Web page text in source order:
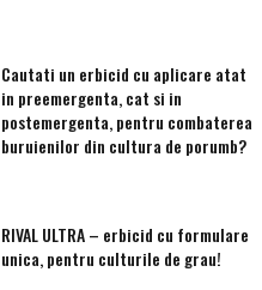
Cautati un erbicid cu aplicare atat
in preemergenta, cat si in
postemergenta, pentru combaterea
buruienilor din cultura de porumb?
RIVAL ULTRA – erbicid cu formulare
unica, pentru culturile de grau!